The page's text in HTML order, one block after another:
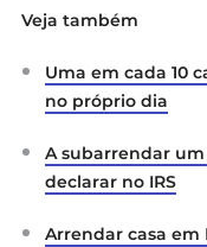
Veja também
Uma em cada 10
no próprio dia
A subarrendar
declarar no IRS
Arrendar casa em